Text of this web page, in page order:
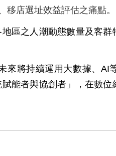
店選址效益評估之痛點。
區之人潮動態數量及客
將持續運用大數據、 AI
能者與協創者」，在數